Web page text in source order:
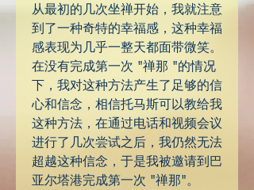
从最初的几次坐禅开始，我就注意
到了一种奇特的幸福感，这种幸福
感表现为几乎一整天都面带微笑。
在没有完成第一次 "禅那 "的情况
下，我对这种方法产生了足够的信
心和信念，相信托马斯可以教给我
这种方法，在通过电话和视频会议
进行了几次尝试之后，我仍然无法
超越这种信念，于是我被邀请到巴
亚尔塔港完成第一次 "禅那"。